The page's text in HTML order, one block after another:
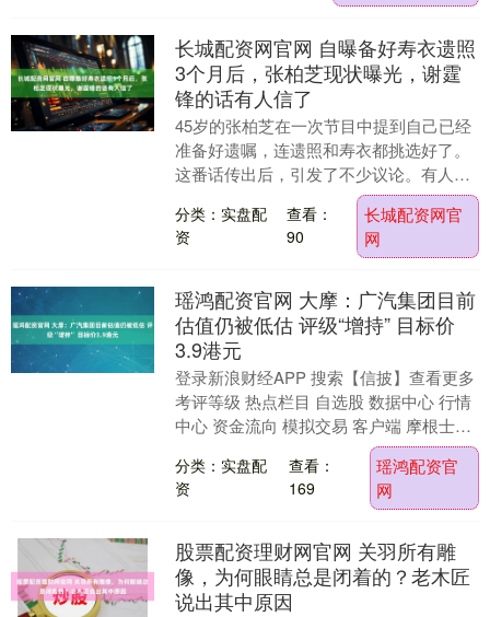
长城配资网官网 自曝备好寿衣遗照
3个月后，张柏芝现状曝光，谢霆
锋的话有人信了
45岁的张柏芝在一次节目中提到自己已经
准备好遗嘱，连遗照和寿衣都挑选好了。
这番话传出后，引发了不少议论。有人担
心她是否遇到了什么事情。三个月过去，
她前往西班牙观....
分类：实盘配
资
查看：
90
长城配资网官
网
瑶鸿配资官网 大摩：广汽集团目前
估值仍被低估 评级“增持” 目标价
3.9港元
登录新浪财经APP 搜索【信披】查看更多
考评等级 热点栏目 自选股 数据中心 行情
中心 资金流向 模拟交易 客户端 摩根士丹
利发布研报称，广汽集团（02238）....
分类：实盘配
资
查看：
169
瑶鸿配资官
网
股票配资理财网官网 关羽所有雕
像，为何眼睛总是闭着的？老木匠
说出其中原因